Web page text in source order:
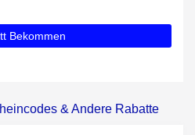
Bekommen
& Andere Rabatte